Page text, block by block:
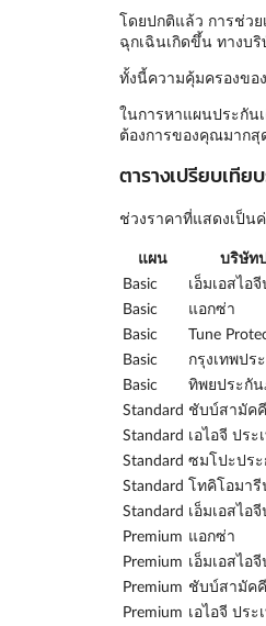
โดยปกติแล้ว การช่วย
ฉุกเฉินเกิดขึ้น ทางบ
ทั้งนี้ความคุ้มครองขอ
ในการหาแผนประกัน
ต้องการของคุณมากสุ
ตารางเปรียบเทีย
ช่วงราคาที่แสดงเป็น
แผน บริษัท
Basic
เอ็มเอสไอ
Basic
แอกซ่า
Basic
Tune
Basic
กรุงเทพปร
Basic
ทิพยประกัน
Standard ชับบ์สามัค
Standard เอไอจี ประ
Standard ซมโปะปร
Standard โทคิโอมา
Standard เอ็มเอสไอ
Premium แอกซ่า
Premium เอ็มเอสไอ
Premium ชับบ์สามัค
Premium เอไอจี ประ